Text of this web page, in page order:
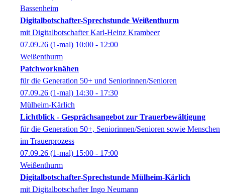
Bassenheim
Digitalbotschafter-Sprechstunde Weißenthurm
mit Digitalbotschafter Karl-Heinz Krambeer
07.09.26 (1-mal) 10:00 - 12:00
Weißenthurm
Patchworknähen
für die Generation 50+ und Seniorinnen/Senioren
07.09.26 (1-mal) 14:30 - 17:30
Mülheim-Kärlich
Lichtblick - Gesprächsangebot zur Trauerbewältigung
für die Generation 50+, Seniorinnen/Senioren sowie Menschen
im Trauerprozess
07.09.26 (1-mal) 15:00 - 17:00
Weißenthurm
Digitalbotschafter-Sprechstunde Mülheim-Kärlich
mit Digitalbotschafter Ingo Neumann